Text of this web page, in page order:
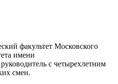
факультет Московского
имени
с четырехлетним
смен.